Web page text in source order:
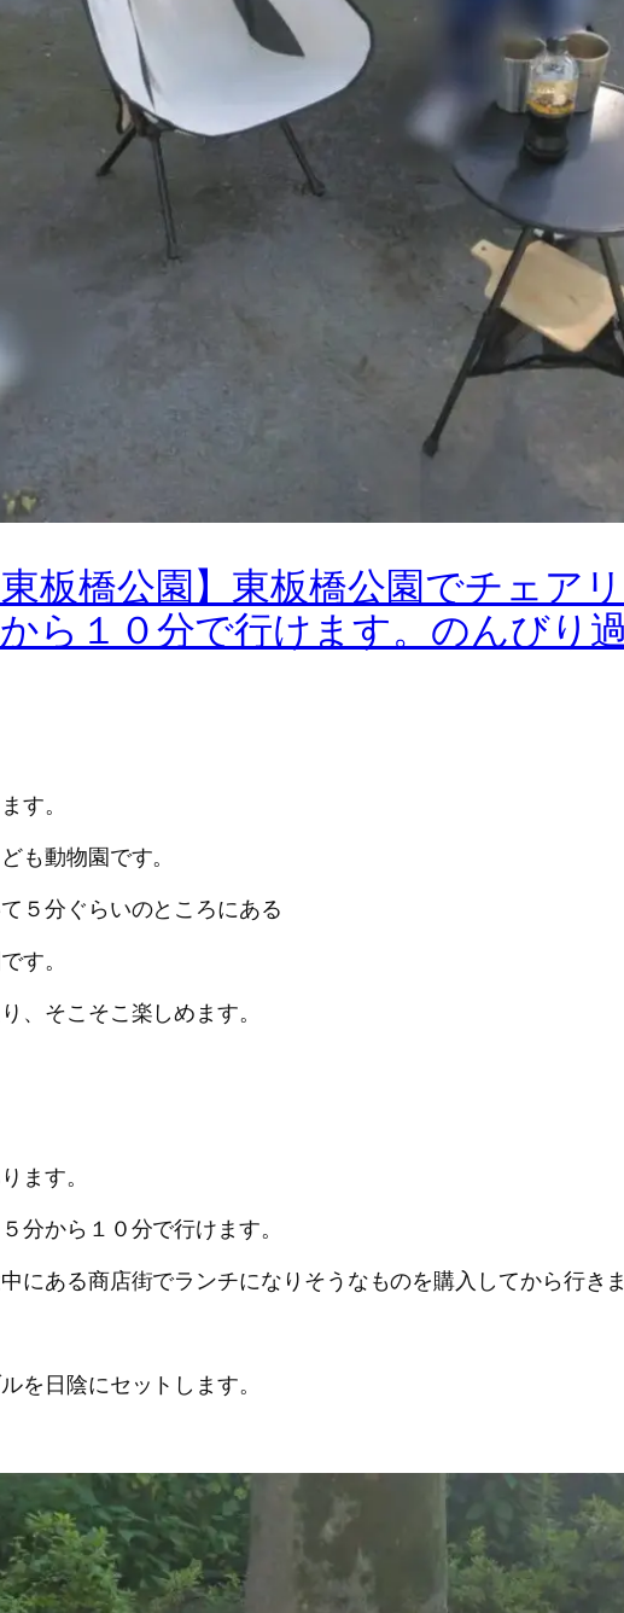
板橋公園】東板橋公園でチェア
ら１０分で行けます。のんびり
す。
動物園です。
５分ぐらいのところにある
す。
、そこそこ楽しめます。
ます。
分から１０分で行けます。
にある商店街でランチになりそうなものを購入してから行き
を日陰にセットします。